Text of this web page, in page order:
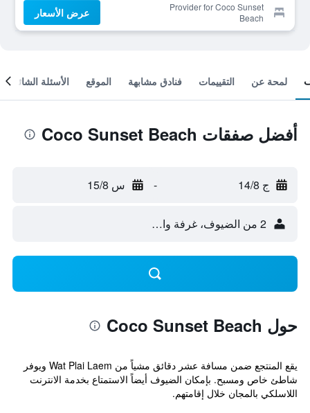
Provider for Coco Sunset
Beach
عرض الأسعار
لمحة عن التقييمات فنادق مشابهة الموقع الأسئلة الشائعة
أفضل صفقات Coco Sunset Beach
ج 14/8 - س 15/8
2 من الضيوف، غرفة واحدة
حول Coco Sunset Beach
يقع المنتجع ضمن مسافة عشر دقائق مشياً من Wat Plai Laem ويوفر
شاطئ خاص ومسبح. بإمكان الضيوف أيضاً الاستمتاع بخدمة الانترنت
اللاسلكي بالمجان خلال إقامتهم.